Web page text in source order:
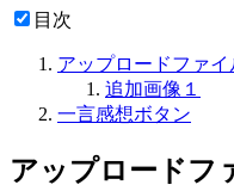
目次
アップロードファイ
追加画像１
一言感想ボタン
アップロードフ